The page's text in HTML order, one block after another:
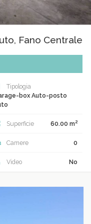
Fano Centrale
Tipologia
box Auto-posto
Superficie 60.00 m2
Camere 0
Video No